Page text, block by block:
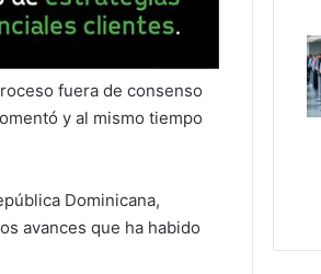
fuera de consenso
y al mismo tiempo
Dominicana,
avances que ha habido